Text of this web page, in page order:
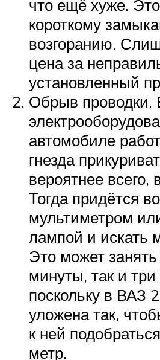
что ещё хуже.
короткому
возгоранию.
цена за
установленный
Обрыв проводки.
автомобиле
гнезда
вероятнее всего,
Тогда придётся
мультиметром
лампой и искать
Это может занять
минуты, так и три
поскольку в ВАЗ
уложена так,
к ней
метр.